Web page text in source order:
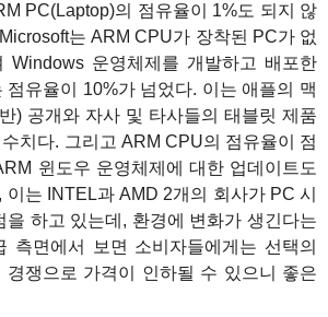
PC(Laptop)의 점유율이 1%도 되지 않
는 ARM CPU가 장착된 PC가 없
Windows 운영체제를 개발하고 배포한
점유율이 10%가 넘었다. 이는 애플의 맥
) 공개와 자사 및 타사들의 태블릿 제품
치다. 그리고 ARM CPU의 점유율이 점
윈도우 운영체제에 대한 업데이트도
이는 INTEL과 AMD 2개의 회사가 PC 시
을 하고 있는데, 환경에 변화가 생긴다는
측면에서 보면 소비자들에게는 선택의
경쟁으로 가격이 인하될 수 있으니 좋은